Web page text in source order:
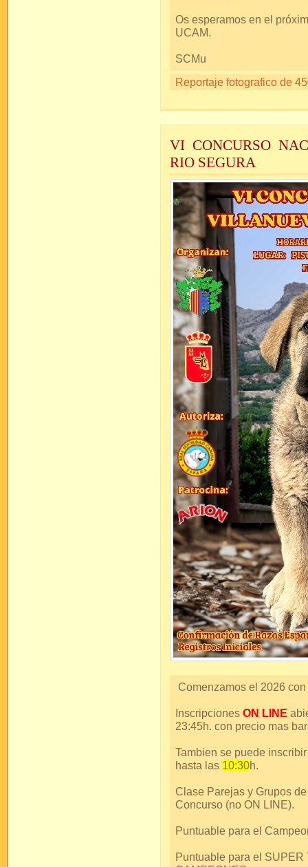
Os esperamos en el
UCAM.
SCMu
Reportaje fotografico de
VI CONCURSO
RIO SEGURA
Comenzamos el 2026
Inscripciones ON LINE
23:45h. con precio mas
Tambien se puede
hasta las 10:30h.
Clase Parejas y Grupos
Concurso (no ON LINE).
Puntuable para el
Puntuable para el